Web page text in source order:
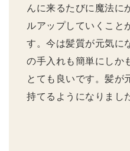
んに来るたびに魔法に
ルアップしていくこと
す。今は髪質が元気に
の手入れも簡単にしか
とても良いです。髪が
持てるようになりまし